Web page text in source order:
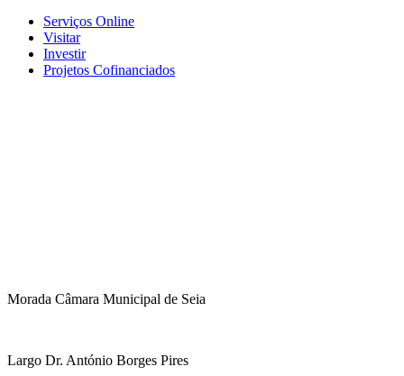
Serviços Online
Visitar
Investir
Projetos Cofinanciados
Morada Câmara Municipal de Seia
Largo Dr. António Borges Pires